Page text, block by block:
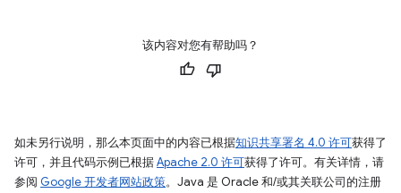
该内容对您有帮助吗？
如未另行说明，那么本页面中的内容已根据知识共享署名 4.0 许可获得了
许可，并且代码示例已根据Apache 2.0 许可获得了许可。有关详情，请
参阅 Google 开发者网站政策。Java 是 Oracle 和/或其关联公司的注册